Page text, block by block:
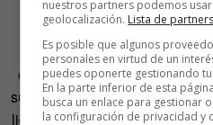
«Además, son novelas con
escritas y reivindicativas»,
subalterno hombre, patriarcal,
lidiar y acostumbrarse a
nuestros partners podemos
geolocalización. Lista de partners
Es posible que algunos
personales en virtud de un
puedes oponerte gestionando
En la parte inferior de esta
busca un enlace para gestionar
la configuración de privacidad y